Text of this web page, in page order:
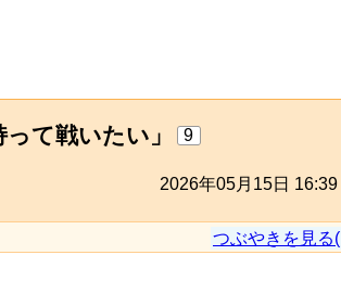
て戦いたい」 9
2026年05月15日 16:39
つぶやきを見る(